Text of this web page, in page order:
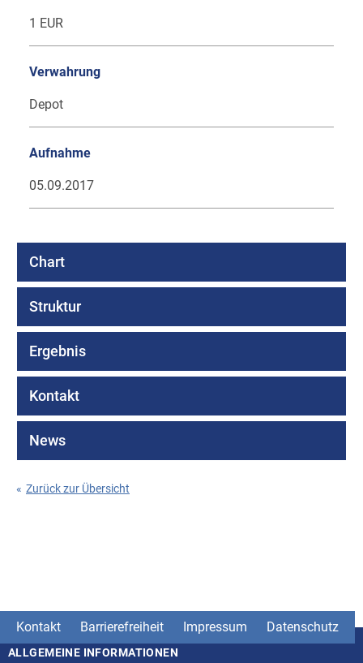
1 EUR
Verwahrung
Depot
Aufnahme
05.09.2017
Chart
Struktur
Ergebnis
Kontakt
News
« Zurück zur Übersicht
Kontakt Barrierefreiheit Impressum Datenschutz
Seitenstruktur
ALLGEMEINE INFORMATIONEN